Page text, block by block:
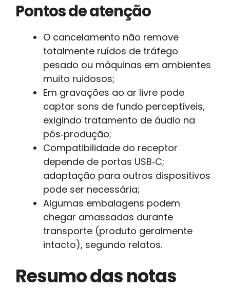
Pontos de atenção
O cancelamento não remove
totalmente ruídos de tráfego
pesado ou máquinas em ambientes
muito ruidosos;
Em gravações ao ar livre pode
captar sons de fundo perceptíveis,
exigindo tratamento de áudio na
pós‑produção;
Compatibilidade do receptor
depende de portas USB‑C;
adaptação para outros dispositivos
pode ser necessária;
Algumas embalagens podem
chegar amassadas durante
transporte (produto geralmente
intacto), segundo relatos.
Resumo das notas